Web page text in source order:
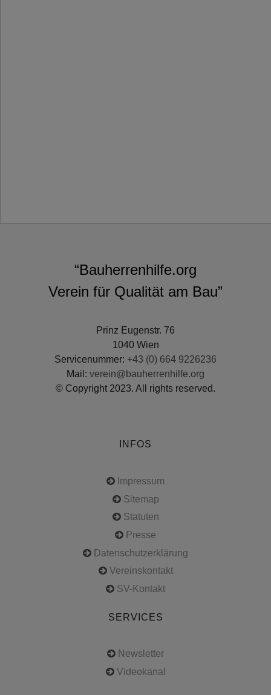
“Bauherrenhilfe.org
Verein für Qualität am Bau”
Prinz Eugenstr. 76
1040 Wien
Servicenummer: +43 (0) 664 9226236
Mail: verein@bauherrenhilfe.org
© Copyright 2023. All rights reserved.
INFOS
Impressum
Sitemap
Statuten
Presse
Datenschutzerklärung
Vereinskontakt
SV-Kontakt
SERVICES
Newsletter
Videokanal